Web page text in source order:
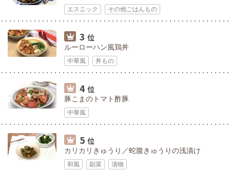
エスニック その他ごはんもの
3 位
ルーローハン風鶏丼
中華風 丼もの
4 位
豚こまのトマト酢豚
中華風
5 位
カリカリきゅうり／蛇腹きゅうりの浅漬け
和風 副菜 漬物